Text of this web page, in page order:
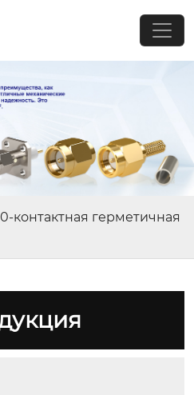
контактная герметичная